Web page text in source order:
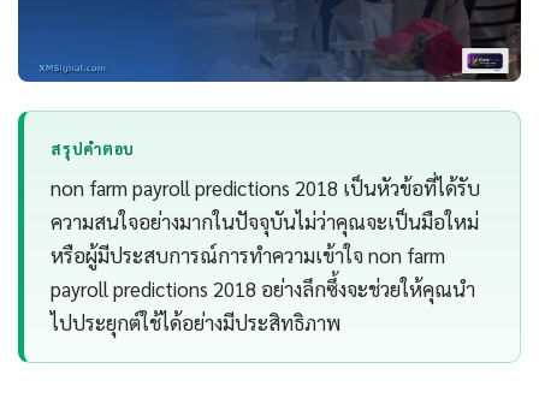
สรุปคำตอบ
non farm payroll predictions 2018 เป็นหัวข้อที่ได้รับ
ความสนใจอย่างมากในปัจจุบันไม่ว่าคุณจะเป็นมือใหม่
หรือผู้มีประสบการณ์การทำความเข้าใจ non farm
payroll predictions 2018 อย่างลึกซึ้งจะช่วยให้คุณนำ
ไปประยุกต์ใช้ได้อย่างมีประสิทธิภาพ